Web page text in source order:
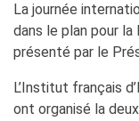
La journée
dans le plan pour
présenté par le
L’Institut français
ont organisé la